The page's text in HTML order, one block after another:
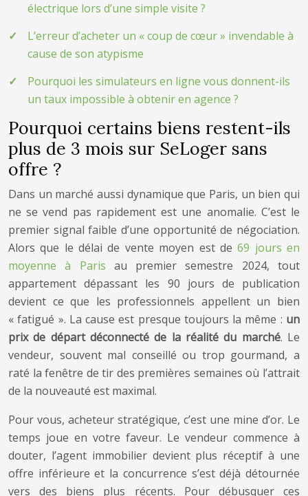
électrique lors d’une simple visite ?
L’erreur d’acheter un « coup de cœur » invendable à
cause de son atypisme
Pourquoi les simulateurs en ligne vous donnent-ils
un taux impossible à obtenir en agence ?
Pourquoi certains biens restent-ils
plus de 3 mois sur SeLoger sans
offre ?
Dans un marché aussi dynamique que Paris, un bien qui
ne se vend pas rapidement est une anomalie. C’est le
premier signal faible d’une opportunité de négociation.
Alors que le délai de vente moyen est de69 jours en
moyenne à Paris au premier semestre 2024, tout
appartement dépassant les 90 jours de publication
devient ce que les professionnels appellent un bien
« fatigué ». La cause est presque toujours la même : un
prix de départ déconnecté de la réalité du marché. Le
vendeur, souvent mal conseillé ou trop gourmand, a
raté la fenêtre de tir des premières semaines où l’attrait
de la nouveauté est maximal.
Pour vous, acheteur stratégique, c’est une mine d’or. Le
temps joue en votre faveur. Le vendeur commence à
douter, l’agent immobilier devient plus réceptif à une
offre inférieure et la concurrence s’est déjà détournée
vers des biens plus récents. Pour débusquer ces